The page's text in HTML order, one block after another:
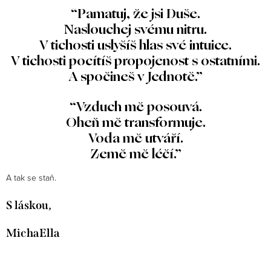
“Pamatuj, že jsi Duše.
Naslouchej svému nitru.
V tichosti uslyšíš hlas své intuice.
V tichosti pocítíš propojenost s ostatními.
A spočineš v Jednotě.”
“Vzduch mě posouvá.
Oheň mě transformuje.
Voda mě utváří.
Země mě léčí.”
A tak se staň.
S láskou,
MichaElla